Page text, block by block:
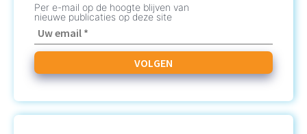
Per e-mail op de hoogte blijven van
nieuwe publicaties op deze site